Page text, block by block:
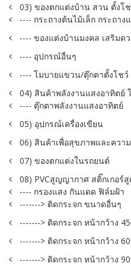
03) ของตกแต่งบ้าน สวน ตั้งโ
---- กระถางต้นไม้เล็ก กระถาง
---- ของแต่งบ้านมงคล เสริมด
---- อุปกรณ์อื่นๆ
---- โมบายแขวน/ตุ๊กตาตั้งโชว์
04) สินค้าพลังงานแสงอาทิตย์
---- ตุ๊กตาพลังงานแสงอาทิตย์
05) อุปกรณ์เครื่องเขียน
06) สินค้าเพื่อสุขภาพและควา
07) ของตกแต่งในรถยนต์
08) PVCสูญญากาศ สติ๊กเกอร์
---- กรองแสง กันแดด ฟิล์มฝ้า
-------> ติดกระจก ขนาดอื่นๆ
-------> ติดกระจก หน้ากว้าง
-------> ติดกระจก หน้ากว้าง
-------> ติดกระจก หน้ากว้าง